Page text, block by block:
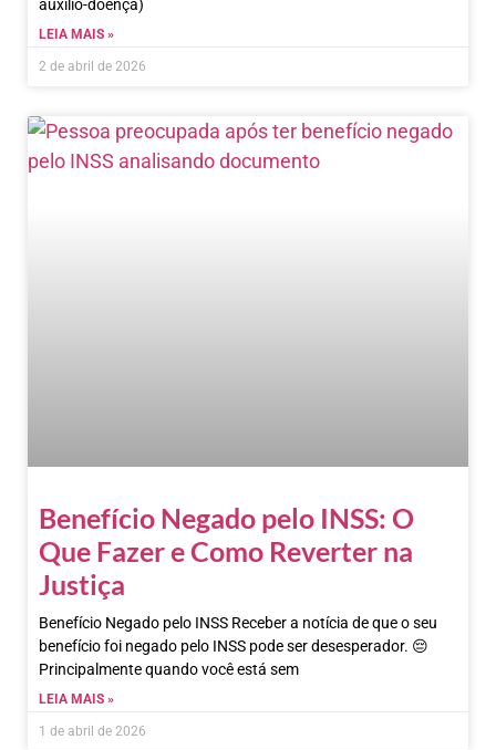
auxílio-doença)
LEIA MAIS »
2 de abril de 2026
Benefício Negado pelo INSS: O
Que Fazer e Como Reverter na
Justiça
Benefício Negado pelo INSS Receber a notícia de que o seu
benefício foi negado pelo INSS pode ser desesperador. 😔
Principalmente quando você está sem
LEIA MAIS »
1 de abril de 2026